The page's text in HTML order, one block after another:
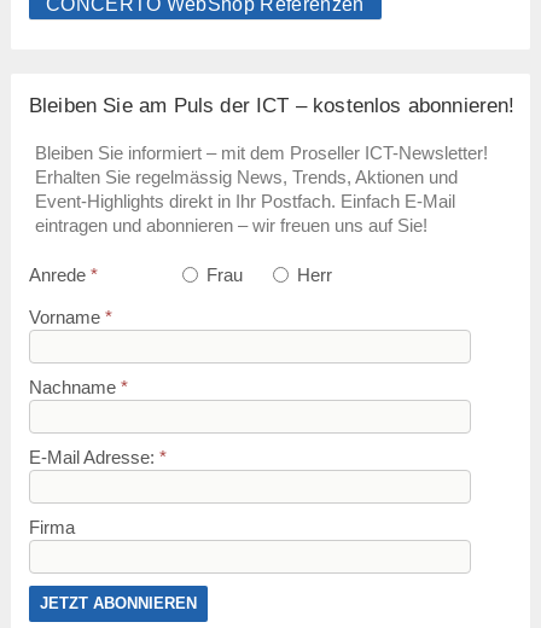
Bleiben Sie am Puls der ICT – kostenlos abonnieren!
Bleiben Sie informiert – mit dem Proseller ICT-Newsletter!
Erhalten Sie regelmässig News, Trends, Aktionen und
Event-Highlights direkt in Ihr Postfach. Einfach E-Mail
eintragen und abonnieren – wir freuen uns auf Sie!
Anrede * Frau Herr
Vorname *
Nachname *
E-Mail Adresse: *
Firma